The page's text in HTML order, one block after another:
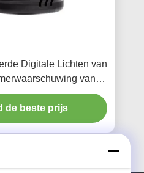
Digitale Lichten van
van
de Snelheidsindicator
Rode
de beste prijs